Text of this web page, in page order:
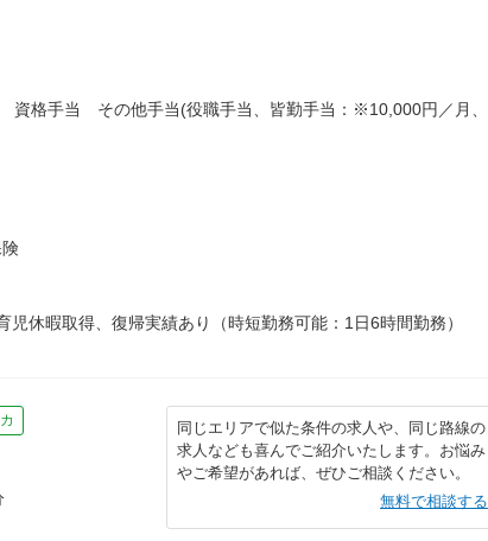
格手当 その他手当(役職手当、皆勤手当：※10,000円／月、
休暇取得、復帰実績あり（時短勤務可能：1日6時間勤務）
同じエリアで似た条件の求人や、同じ路線の
求人なども喜んでご紹介いたします。お悩み
やご希望があれば、ぜひご相談ください。
無料で相談する